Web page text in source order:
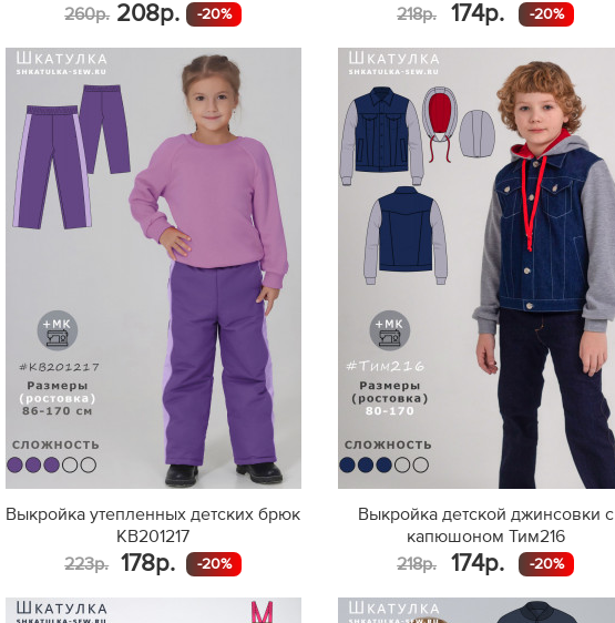
260р. 208р. -20%
218р.
174р. -20%
Выкройка утепленных детских брюк
KB201217
223р.
178р. -20%
Выкройка детской джинсовки с
капюшоном Тим216
218р.
174р. -20%